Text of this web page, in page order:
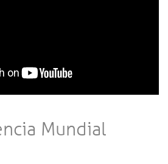
Mundial